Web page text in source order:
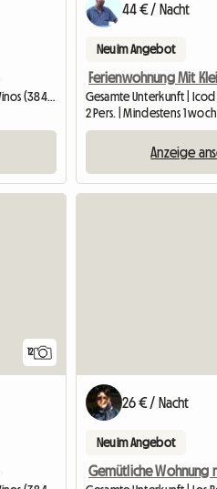
Gesamte Unterkunft | Icod de los Vinos (38430) | 45 M2
44 € / Nacht
Neu im Angebot
2 Pers. | Mindestens 1
Anzeige
12
26 € / Nacht
Neu im Angebot